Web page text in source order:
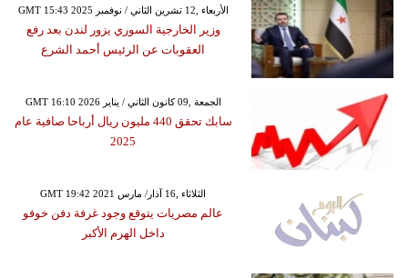
GMT 15:43 2025 الأربعاء ,12 تشرين الثاني / نوفمبر
وزير الخارجية السوري يزور لندن بعد رفع
العقوبات عن الرئيس أحمد الشرع
GMT 16:10 2026 الجمعة ,09 كانون الثاني / يناير
سابك تحقق 440 مليون ريال أرباحا صافية عام
2025
GMT 19:42 2021 الثلاثاء ,16 آذار/ مارس
عالم مصريات يتوقع وجود غرفة دفن خوفو
داخل الهرم الأكبر